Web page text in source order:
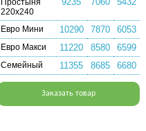
Простыня
220х240
Евро Мини 10290 7870 6053
Евро Макси 11220 8580 6599
Семейный 11355 8685 6680
Заказать товар